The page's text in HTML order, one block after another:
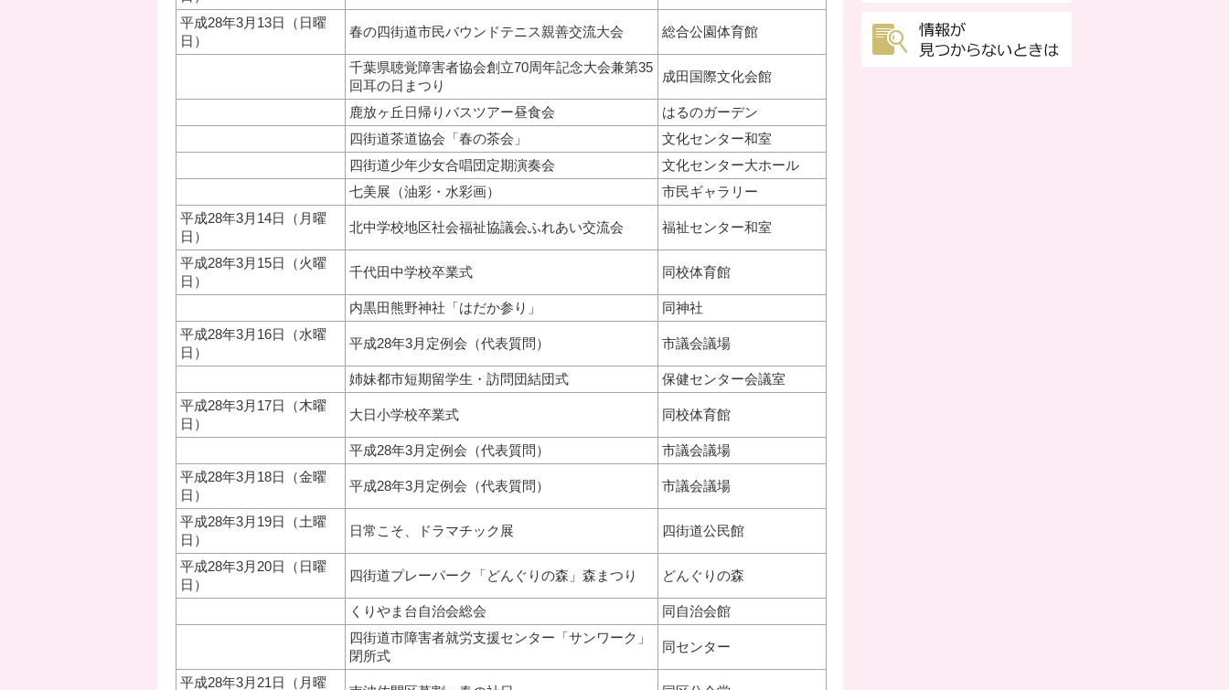
平成28年3月13日（日曜
日）
春の四街道市民バウンドテニス親善交流大会 総合公園体育館
千葉県聴覚障害者協会創立70周年記念大会兼第35
回耳の日まつり
成田国際文化会館
鹿放ヶ丘日帰りバスツアー昼食会
はるのガーデン
四街道茶道協会「春の茶会」
文化センター和室
四街道少年少女合唱団定期演奏会
文化センター大ホール
七美展（油彩・水彩画）
市民ギャラリー
平成28年3月14日（月曜
日）
北中学校地区社会福祉協議会ふれあい交流会 福祉センター和室
平成28年3月15日（火曜
日）
千代田中学校卒業式 同校体育館
内黒田熊野神社「はだか参り」
同神社
平成28年3月16日（水曜
日）
平成28年3月定例会（代表質問） 市議会議場
姉妹都市短期留学生・訪問団結団式
保健センター会議室
平成28年3月17日（木曜
日）
大日小学校卒業式 同校体育館
平成28年3月定例会（代表質問）
市議会議場
平成28年3月18日（金曜
日）
平成28年3月定例会（代表質問） 市議会議場
平成28年3月19日（土曜
日）
日常こそ、ドラマチック展 四街道公民館
平成28年3月20日（日曜
日）
四街道プレーパーク「どんぐりの森」森まつり どんぐりの森
くりやま台自治会総会
同自治会館
四街道市障害者就労支援センター「サンワーク」
閉所式
同センター
平成28年3月21日（月曜